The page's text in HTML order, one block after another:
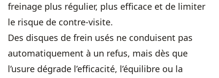
freinage plus régulier, plus efficace et de limiter
le risque de contre-visite.
Des disques de frein usés ne conduisent pas
automatiquement à un refus, mais dès que
l’usure dégrade l’efficacité, l’équilibre ou la